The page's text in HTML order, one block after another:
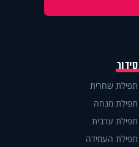
סידור
תפילת שחרית
תפילת מנחה
תפילת ערבית
תפילת העמידה